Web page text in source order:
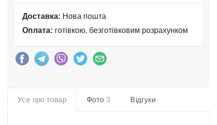
Доставка: Нова пошта
Оплата: готівкою, безготівковим розрахунком
Усе про товар Фото 3 Відгуки